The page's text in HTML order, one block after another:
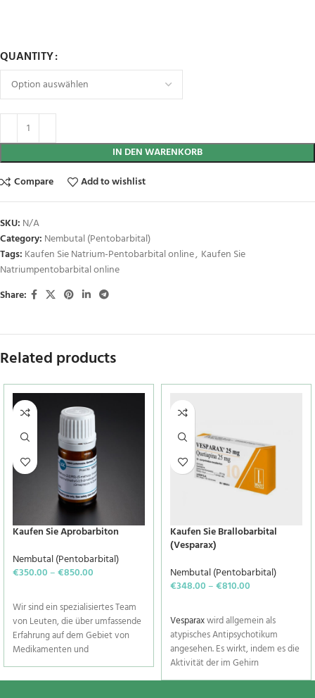
QUANTITY
IN DEN WARENKORB
Compare
Add to wishlist
SKU: N/A
Category: Nembutal (Pentobarbital)
Tags: Kaufen Sie Natrium-Pentobarbital online, Kaufen Sie
Natriumpentobarbital online
Share:
Related products
Kaufen Sie Aprobarbiton
Nembutal (Pentobarbital)
€350.00–€850.00
Wir sind ein spezialisiertes Team
von Leuten, die über umfassende
Erfahrung auf dem Gebiet von
Medikamenten und
Arzneimitteln verfügen. Darüber
hinaus machen wir Aprobarbiton
Kaufen Sie Brallobarbital
(Vesparax)
Nembutal (Pentobarbital)
€348.00–€810.00
Vesparaxwird allgemein als
atypisches Antipsychotikum
angesehen. Es wirkt, indem es die
Aktivität der im Gehirn
vorhandenen Chemikalien